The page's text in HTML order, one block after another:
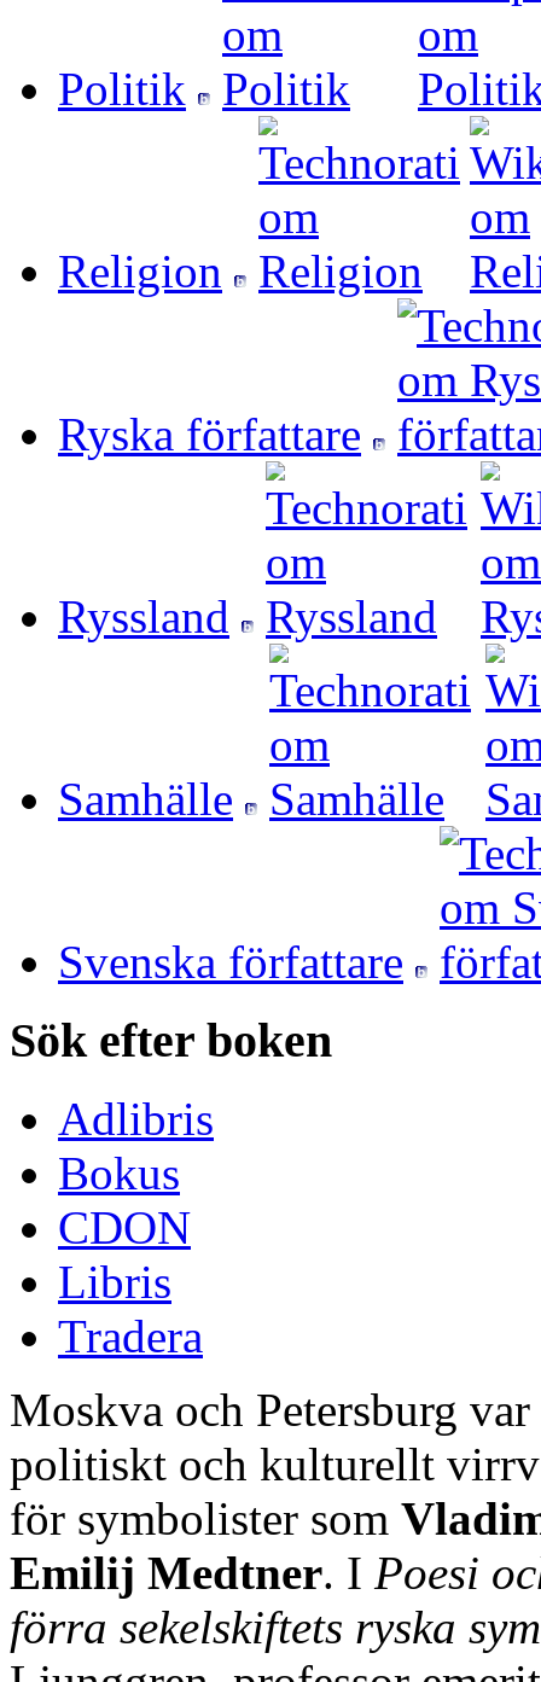
Politik
Religion
Ryska författare
Ryssland
Samhälle
Svenska författare
Sök efter boken
Adlibris
Bokus
CDON
Libris
Tradera
Moskva och Petersburg
politiskt och kulturellt
för symbolister som
Emilij Medtner. I Poesi
förra sekelskiftets ryska